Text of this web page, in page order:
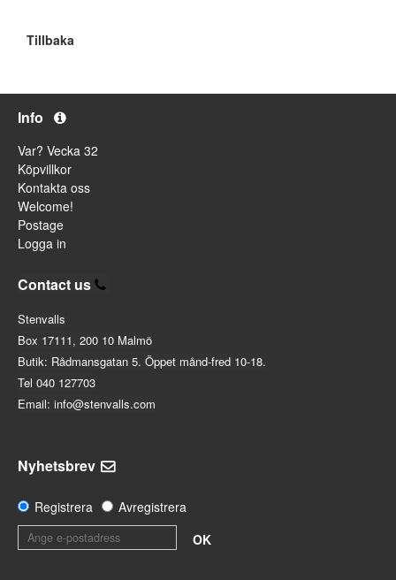
Tillbaka
Info
Var? Vecka 32
Köpvillkor
Kontakta oss
Welcome!
Postage
Logga in
Contact us
Stenvalls
Box 17111, 200 10 Malmö
Butik: Rådmansgatan 5. Öppet månd-fred 10-18.
Tel 040 127703
Email: info@stenvalls.com
Nyhetsbrev
Registrera
Avregistrera
OK